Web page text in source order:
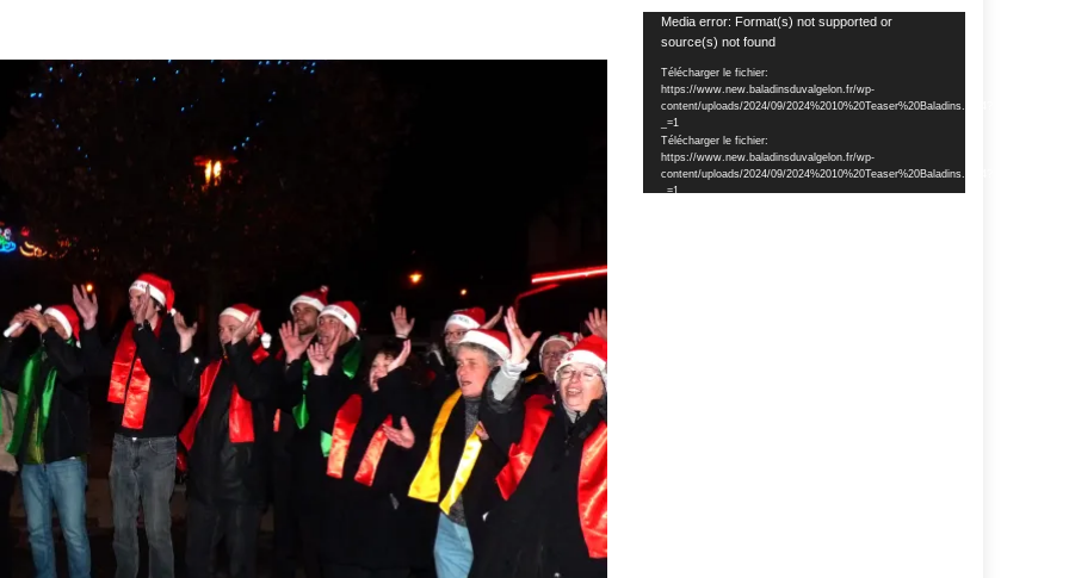
Lecteur
vidéo
Media error: Format(s) not supported or
source(s) not found
Télécharger le fichier:
https://www.new.baladinsduvalgelon.fr/wp-
content/uploads/2024/09/2024%2010%20Teaser%20Baladins.mp4?
_=1
Télécharger le fichier:
https://www.new.baladinsduvalgelon.fr/wp-
content/uploads/2024/09/2024%2010%20Teaser%20Baladins.mp4?
_=1